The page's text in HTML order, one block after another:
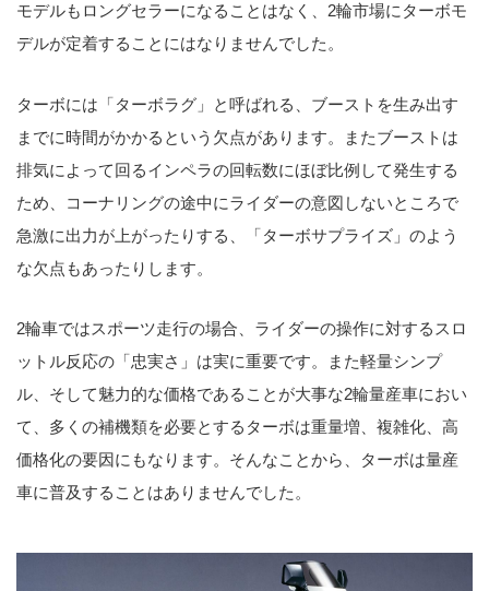
モデルもロングセラーになることはなく、2輪市場にターボモ
デルが定着することにはなりませんでした。
ターボには「ターボラグ」と呼ばれる、ブーストを生み出す
までに時間がかかるという欠点があります。またブーストは
排気によって回るインペラの回転数にほぼ比例して発生する
ため、コーナリングの途中にライダーの意図しないところで
急激に出力が上がったりする、「ターボサプライズ」のよう
な欠点もあったりします。
2輪車ではスポーツ走行の場合、ライダーの操作に対するスロ
ットル反応の「忠実さ」は実に重要です。また軽量シンプ
ル、そして魅力的な価格であることが大事な2輪量産車におい
て、多くの補機類を必要とするターボは重量増、複雑化、高
価格化の要因にもなります。そんなことから、ターボは量産
車に普及することはありませんでした。